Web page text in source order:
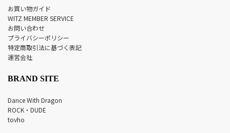
お買い物ガイド
WITZ MEMBER SERVICE
お問い合わせ
プライバシーポリシー
特定商取引法に基づく表記
運営会社
BRAND SITE
Dance With Dragon
ROCK・DUDE
tovho